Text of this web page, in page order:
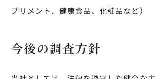
プリメント、健康食品、化粧品など）
今後の調査方針